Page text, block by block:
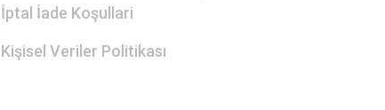
İptal İade Koşullari
Kişisel Veriler Politikası